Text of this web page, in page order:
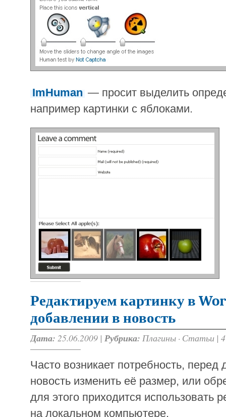
ImHuman — просит выделить
например картинки с яблоками.
Редактируем картинку в
добавлении в новость
Дата: 25.06.2009 | Рубрика: Плагины · Статьи |
Часто возникает потребность, перед
новость изменить её размер, или
для этого приходится использовать
на локальном компьютере.